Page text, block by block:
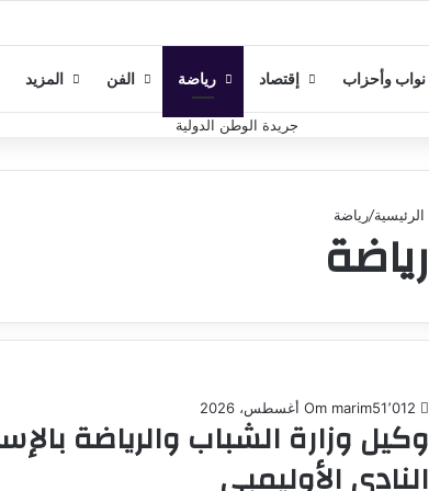
نواب وأحزاب إقتصاد رياضة الفن المزيد
الرئيسية/رياضة
رياضة
Om marim5 أغسطس، 2026
وكيل وزارة الشباب والرياضة
النادي الأوليمبي